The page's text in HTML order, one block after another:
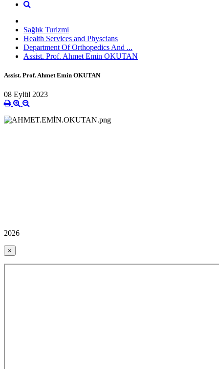
Sağlık Turizmi
Health Services and Physcians
Department Of Orthopedics And ...
Assist. Prof. Ahmet Emin OKUTAN
Assist. Prof. Ahmet Emin OKUTAN
08 Eylül 2023
2026
×